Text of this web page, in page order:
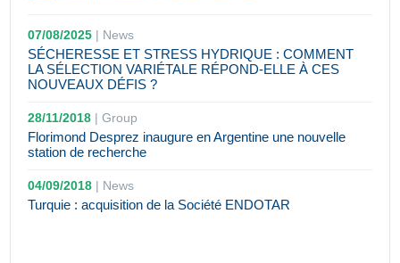
07/08/2025 | News
SÉCHERESSE ET STRESS HYDRIQUE : COMMENT
LA SÉLECTION VARIÉTALE RÉPOND-ELLE À CES
NOUVEAUX DÉFIS ?
28/11/2018 |Group
Florimond Desprez inaugure en Argentine une nouvelle
station de recherche
04/09/2018 | News
Turquie : acquisition de la Société ENDOTAR